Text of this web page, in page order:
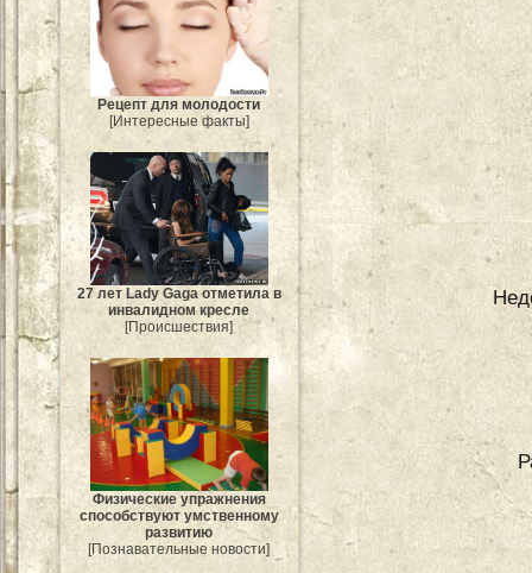
Рецепт для молодости
[Интересные факты]
27 лет Lady Gaga отметила в
инвалидном кресле
[Происшествия]
Физические упражнения
способствуют умственному
развитию
[Познавательные новости]